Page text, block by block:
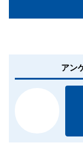
アン